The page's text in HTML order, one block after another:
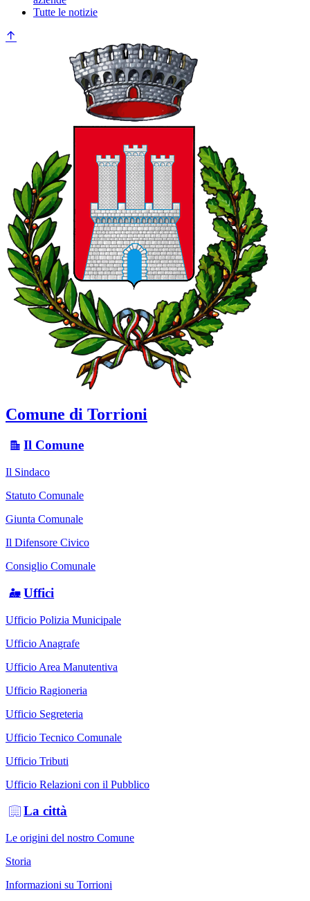
Tutte le notizie
Comune di Torrioni
Il Comune
Il Sindaco
Statuto Comunale
Giunta Comunale
Il Difensore Civico
Consiglio Comunale
Uffici
Ufficio Polizia Municipale
Ufficio Anagrafe
Ufficio Area Manutentiva
Ufficio Ragioneria
Ufficio Segreteria
Ufficio Tecnico Comunale
Ufficio Tributi
Ufficio Relazioni con il Pubblico
La città
Le origini del nostro Comune
Storia
Informazioni su Torrioni